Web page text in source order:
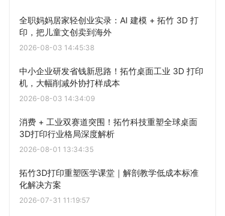
全职妈妈居家轻创业实录：AI 建模 + 拓竹 3D 打
印，把儿童文创卖到海外
2026-08-03 14:45:38
中小企业研发省钱新思路！拓竹桌面工业 3D 打印
机，大幅削减外协打样成本
2026-08-03 14:34:09
消费 + 工业双赛道突围！拓竹科技重塑全球桌面
3D打印行业格局深度解析
2026-08-01 13:34:35
拓竹3D打印重塑医学课堂｜解剖教学低成本标准
化解决方案
2026-07-31 11:19:57